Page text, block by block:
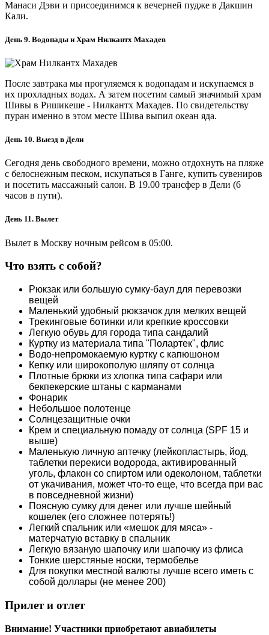
Манаси Дэви и присоединимся к вечерней пудже в Дакшин
Кали.
День 9. Водопады и Храм Нилкантх Махадев
После завтрака мы прогуляемся к водопадам и искупаемся в
их прохладных водах. А затем посетим самый значимый храм
Шивы в Ришикеше - Нилкантх Махадев. По свидетельству
пуран именно в этом месте Шива выпил океан яда.
День 10. Выезд в Дели
Сегодня день свободного времени, можно отдохнуть на пляже
с белоснежным песком, искупаться в Ганге, купить сувениров
и посетить массажный салон. В 19.00 трансфер в Дели (6
часов в пути).
День 11. Вылет
Вылет в Москву ночным рейсом в 05:00.
Что взять с собой?
Рюкзак или большую сумку-баул для перевозки
вещей
Маленький удобный рюкзачок для мелких вещей
Трекинговые ботинки или крепкие кроссовки
Легкую обувь для города типа сандалий
Куртку из материала типа "Полартек", флис
Водо-непромокаемую куртку с капюшоном
Кепку или широкополую шляпу от солнца
Плотные брюки из хлопка типа сафари или
бекпекерские штаны с карманами
Фонарик
Небольшое полотенце
Солнцезащитные очки
Крем и специальную помаду от солнца (SPF 15 и
выше)
Маленькую личную аптечку (лейкопластырь, йод,
таблетки перекиси водорода, активированный
уголь, флакон со спиртом или одеколоном, таблетки
от укачивания, может что-то еще, что всегда при вас
в повседневной жизни)
Поясную сумку для денег или лучше шейный
кошелек (его сложнее потерять!)
Легкий спальник или «мешок для мяса» -
матерчатую вставку в спальник
Легкую вязаную шапочку или шапочку из флиса
Тонкие шерстяные носки, термобелье
Для покупки местной валюты лучше всего иметь с
собой доллары (не менее 200)
Прилет и отлет
Внимание! Участники приобретают авиабилеты